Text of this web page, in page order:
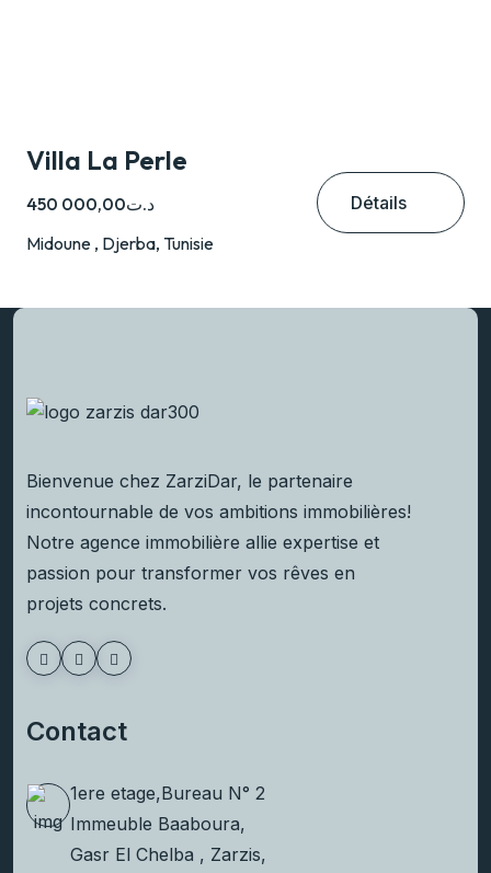
Villa La Perle
د.ت450 000,00
Midoune , Djerba, Tunisie
Détails
Bienvenue chez ZarziDar, le partenaire
incontournable de vos ambitions immobilières!
Notre agence immobilière allie expertise et
passion pour transformer vos rêves en
projets concrets.
Contact
1ere etage,Bureau N° 2
Immeuble Baaboura,
Gasr El Chelba , Zarzis,